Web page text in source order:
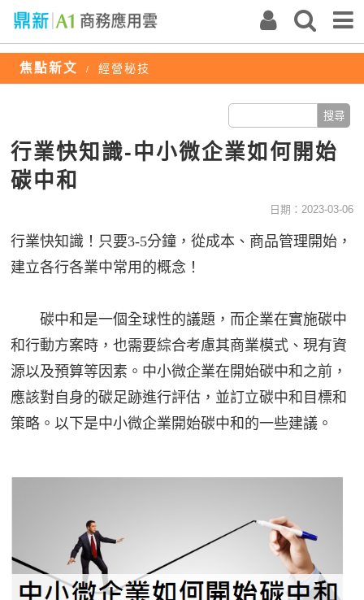
焦點新文 / 經營秘技
行業快知識-中小微企業如何開始
碳中和
日期：2023-03-06
行業快知識！只要3-5分鐘，從成本、商品管理開始，
建立各行各業中常用的概念！
碳中和是一個全球性的議題，而企業在實施碳中
和行動方案時，也需要綜合考慮其商業模式、現有資
源以及預算等因素。中小微企業在開始碳中和之前，
應該對自身的碳足跡進行評估，並訂立碳中和目標和
策略。以下是中小微企業開始碳中和的一些建議。